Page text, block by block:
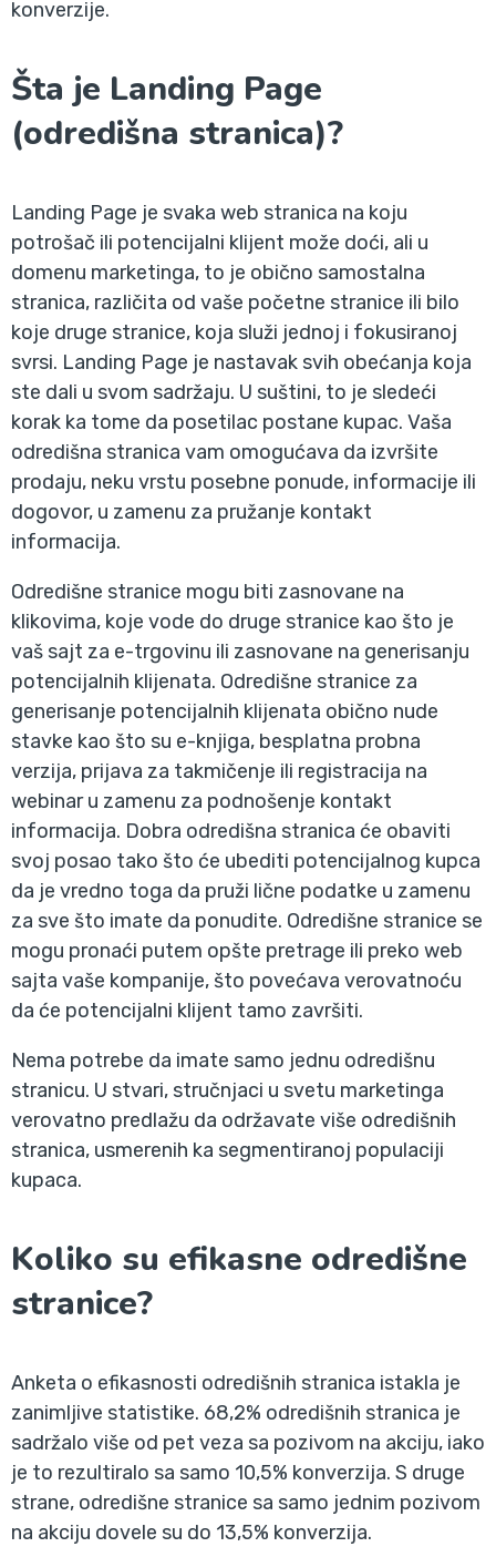
konverzije.
Šta je Landing Page
(odredišna stranica)?
Landing Page je svaka web stranica na koju
potrošač ili potencijalni klijent može doći, ali u
domenu marketinga, to je obično samostalna
stranica, različita od vaše početne stranice ili bilo
koje druge stranice, koja služi jednoj i fokusiranoj
svrsi. Landing Page je nastavak svih obećanja koja
ste dali u svom sadržaju. U suštini, to je sledeći
korak ka tome da posetilac postane kupac. Vaša
odredišna stranica vam omogućava da izvršite
prodaju, neku vrstu posebne ponude, informacije ili
dogovor, u zamenu za pružanje kontakt
informacija.
Odredišne stranice mogu biti zasnovane na
klikovima, koje vode do druge stranice kao što je
vaš sajt za e-trgovinu ili zasnovane na generisanju
potencijalnih klijenata. Odredišne stranice za
generisanje potencijalnih klijenata obično nude
stavke kao što su e-knjiga, besplatna probna
verzija, prijava za takmičenje ili registracija na
webinar u zamenu za podnošenje kontakt
informacija. Dobra odredišna stranica će obaviti
svoj posao tako što će ubediti potencijalnog kupca
da je vredno toga da pruži lične podatke u zamenu
za sve što imate da ponudite. Odredišne stranice se
mogu pronaći putem opšte pretrage ili preko web
sajta vaše kompanije, što povećava verovatnoću
da će potencijalni klijent tamo završiti.
Nema potrebe da imate samo jednu odredišnu
stranicu. U stvari, stručnjaci u svetu marketinga
verovatno predlažu da održavate više odredišnih
stranica, usmerenih ka segmentiranoj populaciji
kupaca.
Koliko su efikasne odredišne
stranice?
Anketa o efikasnosti odredišnih stranica istakla je
zanimljive statistike. 68,2% odredišnih stranica je
sadržalo više od pet veza sa pozivom na akciju, iako
je to rezultiralo sa samo 10,5% konverzija. S druge
strane, odredišne stranice sa samo jednim pozivom
na akciju dovele su do 13,5% konverzija.